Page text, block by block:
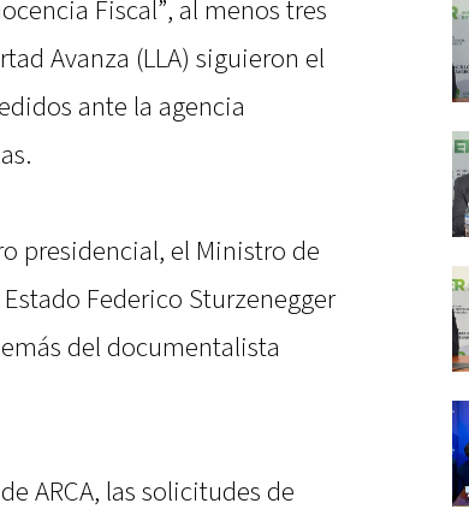
Fiscal”, al menos tres
Avanza (LLA) siguieron el
ante la agencia
presidencial, el Ministro de
Federico Sturzenegger
del documentalista
ARCA, las solicitudes de